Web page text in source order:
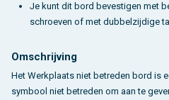
Je kunt dit bord bevestigen met
schroeven of met dubbelzijdige
Omschrijving
Het Werkplaats niet betreden bord is
symbool niet betreden om aan te